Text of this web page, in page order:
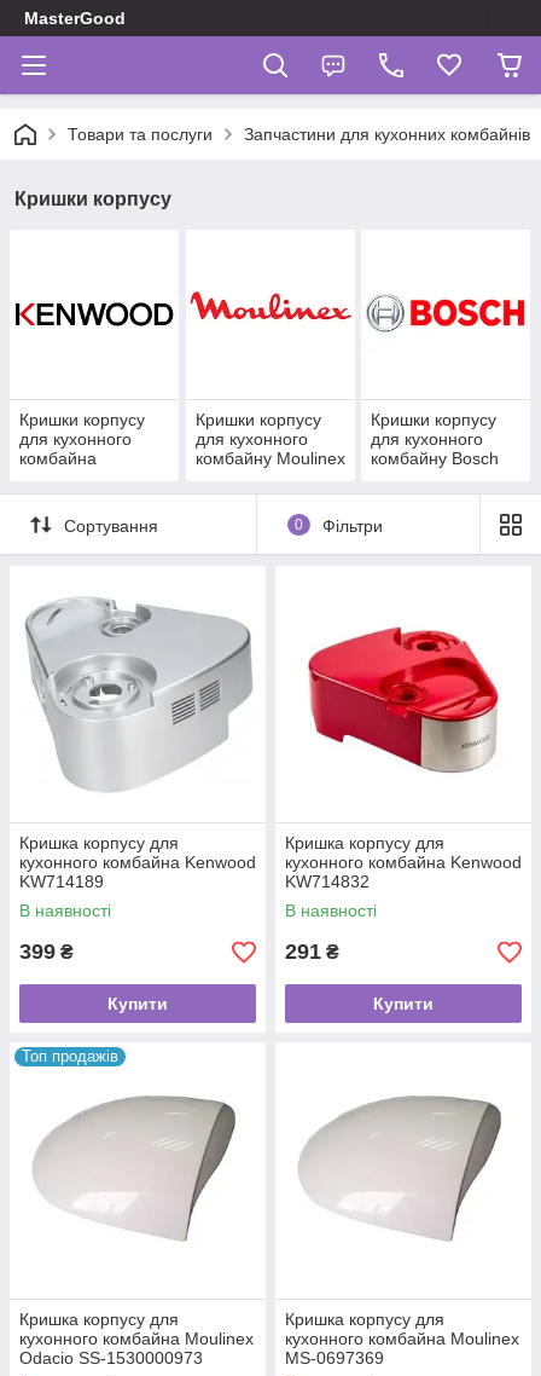
MasterGood
Товари та послуги Запчастини для кухонних комбайнів
Кришки корпусу
Кришки корпусу
для кухонного
комбайна
Кришки корпусу
для кухонного
комбайну Moulinex
Кришки корпусу
для кухонного
комбайну Bosch
Сортування 0 Фільтри
Кришка корпусу для
кухонного комбайна Kenwood
KW714189
В наявності
399 ₴
Купити
Кришка корпусу для
кухонного комбайна Kenwood
KW714832
В наявності
291 ₴
Купити
Топ продажів
Кришка корпусу для
кухонного комбайна Moulinex
Odacio SS-1530000973
Кришка корпусу для
кухонного комбайна Moulinex
MS-0697369